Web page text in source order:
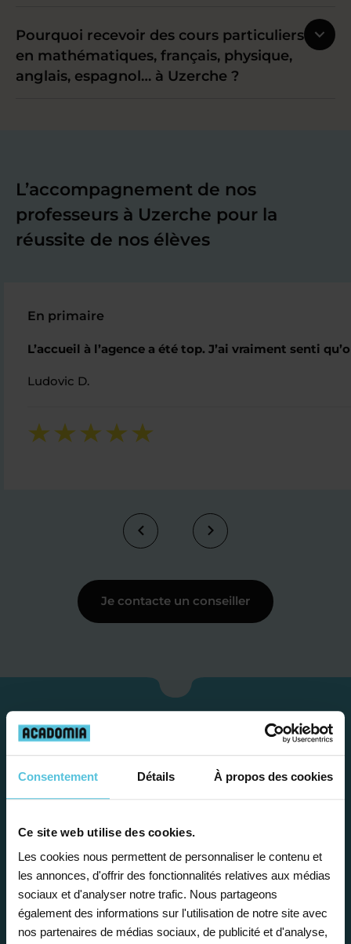
Consentement Détails À propos des cookies
Ce site web utilise des cookies.
Les cookies nous permettent de personnaliser le contenu et
les annonces, d'offrir des fonctionnalités relatives aux médias
sociaux et d'analyser notre trafic. Nous partageons
également des informations sur l'utilisation de notre site avec
nos partenaires de médias sociaux, de publicité et d'analyse,
Pourquoi recevoir des cours particuliers
en mathématiques, français, physique,
anglais, espagnol… à Uzerche ?
L’accompagnement de nos
professeurs à Uzerche pour la
réussite de nos élèves
En primaire
L’accueil à l’agence a été top. J’ai vraiment senti
Ludovic D.
Je contacte un conseiller
Étape 1
Je vous propose un